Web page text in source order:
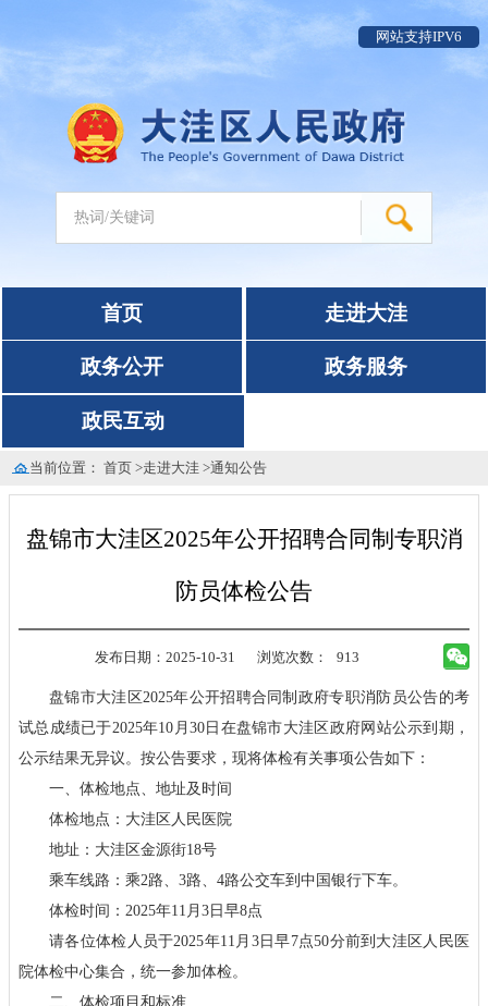
网站支持IPV6
首页 走进大洼
政务公开 政务服务
政民互动
当前位置：首页 >走进大洼 >通知公告
盘锦市大洼区2025年公开招聘合同制专职消
防员体检公告
发布日期：2025-10-31 浏览次数： 913
盘锦市大洼区2025年公开招聘合同制政府专职消防员公告的考
试总成绩已于2025年10月30日在盘锦市大洼区政府网站公示到期，
公示结果无异议。按公告要求，现将体检有关事项公告如下：
一、体检地点、地址及时间
体检地点：大洼区人民医院
地址：大洼区金源街18号
乘车线路：乘2路、3路、4路公交车到中国银行下车。
体检时间：2025年11月3日早8点
请各位体检人员于2025年11月3日早7点50分前到大洼区人民医
院体检中心集合，统一参加体检。
二、体检项目和标准